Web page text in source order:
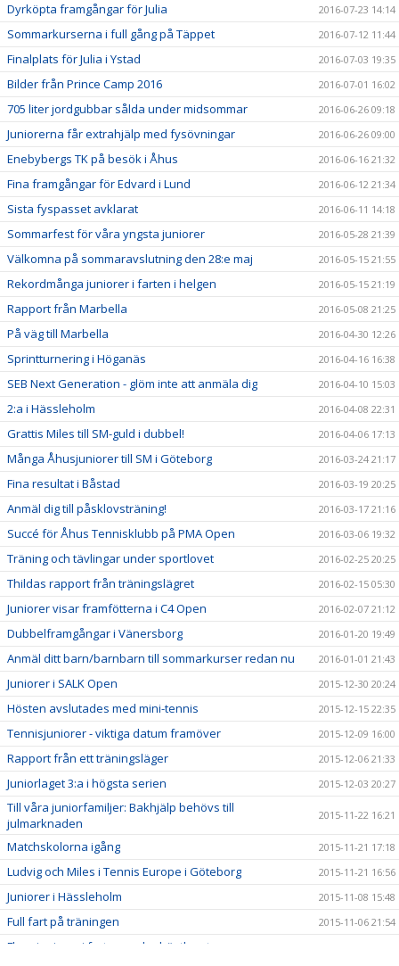
Dyrköpta framgångar för Julia 2016-07-23 14:14
Sommarkurserna i full gång på Täppet 2016-07-12 11:44
Finalplats för Julia i Ystad 2016-07-03 19:35
Bilder från Prince Camp 2016 2016-07-01 16:02
705 liter jordgubbar sålda under midsommar 2016-06-26 09:18
Juniorerna får extrahjälp med fysövningar 2016-06-26 09:00
Enebybergs TK på besök i Åhus 2016-06-16 21:32
Fina framgångar för Edvard i Lund 2016-06-12 21:34
Sista fyspasset avklarat 2016-06-11 14:18
Sommarfest för våra yngsta juniorer 2016-05-28 21:39
Välkomna på sommaravslutning den 28:e maj 2016-05-15 21:55
Rekordmånga juniorer i farten i helgen 2016-05-15 21:19
Rapport från Marbella 2016-05-08 21:25
På väg till Marbella 2016-04-30 12:26
Sprintturnering i Höganäs 2016-04-16 16:38
SEB Next Generation - glöm inte att anmäla dig 2016-04-10 15:03
2:a i Hässleholm 2016-04-08 22:31
Grattis Miles till SM-guld i dubbel! 2016-04-06 17:13
Många Åhusjuniorer till SM i Göteborg 2016-03-24 21:17
Fina resultat i Båstad 2016-03-19 20:25
Anmäl dig till påsklovsträning! 2016-03-17 21:16
Succé för Åhus Tennisklubb på PMA Open 2016-03-06 19:32
Träning och tävlingar under sportlovet 2016-02-25 20:25
Thildas rapport från träningslägret 2016-02-15 05:30
Juniorer visar framfötterna i C4 Open 2016-02-07 21:12
Dubbelframgångar i Vänersborg 2016-01-20 19:49
Anmäl ditt barn/barnbarn till sommarkurser redan nu 2016-01-01 21:43
Juniorer i SALK Open 2015-12-30 20:24
Hösten avslutades med mini-tennis 2015-12-15 22:35
Tennisjuniorer - viktiga datum framöver 2015-12-09 16:00
Rapport från ett träningsläger 2015-12-06 21:33
Juniorlaget 3:a i högsta serien 2015-12-03 20:27
Till våra juniorfamiljer: Bakhjälp behövs till
julmarknaden
2015-11-22 16:21
Matchskolorna igång 2015-11-21 17:18
Ludvig och Miles i Tennis Europe i Göteborg 2015-11-21 16:56
Juniorer i Hässleholm 2015-11-08 15:48
Full fart på träningen 2015-11-06 21:54
Flera juniorer i farten under höstlovet